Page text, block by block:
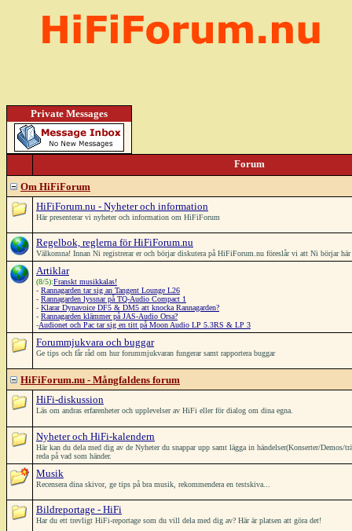
Private Messages
Forum
Om HiFiForum
HiFiForum.nu - Nyheter och information
Här presenterar vi nyheter och information om HiFiForum
Regelbok, reglerna för HiFiForum.nu
Välkomna! Innan Ni registrerar er och börjar diskutera på HiFiForum.nu föreslår vi att Ni börjar
Artiklar
(8/5):Franskt musikkalas!
- Rannagarden tar sig an Tangent Lounge L26
- Rannagarden lyssnar på TQ-Audio Compact 1
- Klarar Dynavoice DF5 & DM5 att knocka Rannagarden?
- Rannagarden klämmer på JAS-Audio Orsa?
-Audionet och Pac tar sig en titt på Moon Audio LP 5.3RS & LP 3
Forummjukvara och buggar
Ge tips och får råd om hur forummjukvaran fungerar samt rapportera buggar
HiFiForum.nu - Mångfaldens forum
HiFi-diskussion
Läs om andras erfarenheter och upplevelser av HiFi eller för dialog om dina egna.
Nyheter och HiFi-kalendern
Här kan du dela med dig av de Nyheter du snappar upp samt lägga in händelser(Konserter/Demos/
reda på vad som händer.
Musik
Recensera dina skivor, ge tips på bra musik, rekommendera en testskiva...
Bildreportage - HiFi
Har du ett trevligt HiFi-reportage som du vill dela med dig av? Här är platsen att göra det!